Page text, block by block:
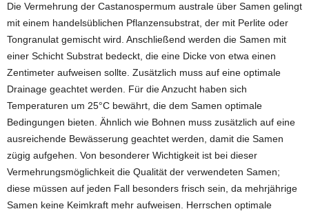
Die Vermehrung der Castanospermum australe über Samen gelingt
mit einem handelsüblichen Pflanzensubstrat, der mit Perlite oder
Tongranulat gemischt wird. Anschließend werden die Samen mit
einer Schicht Substrat bedeckt, die eine Dicke von etwa einen
Zentimeter aufweisen sollte. Zusätzlich muss auf eine optimale
Drainage geachtet werden. Für die Anzucht haben sich
Temperaturen um 25°C bewährt, die dem Samen optimale
Bedingungen bieten. Ähnlich wie Bohnen muss zusätzlich auf eine
ausreichende Bewässerung geachtet werden, damit die Samen
zügig aufgehen. Von besonderer Wichtigkeit ist bei dieser
Vermehrungsmöglichkeit die Qualität der verwendeten Samen;
diese müssen auf jeden Fall besonders frisch sein, da mehrjährige
Samen keine Keimkraft mehr aufweisen. Herrschen optimale